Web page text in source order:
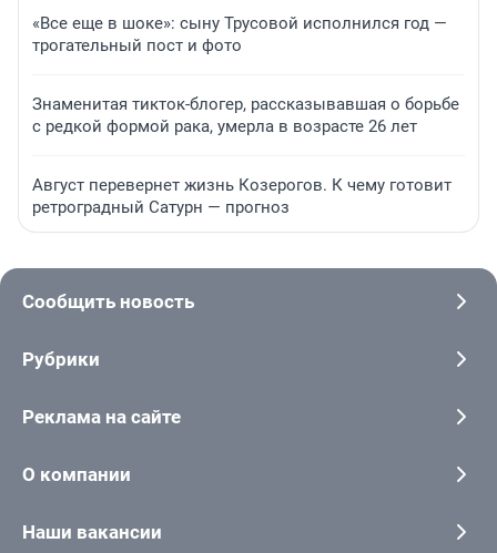
«Все еще в шоке»: сыну Трусовой исполнился год —
трогательный пост и фото
Знаменитая тикток-блогер, рассказывавшая о борьбе
с редкой формой рака, умерла в возрасте 26 лет
Август перевернет жизнь Козерогов. К чему готовит
ретроградный Сатурн — прогноз
Сообщить новость
Рубрики
Реклама на сайте
О компании
Наши вакансии